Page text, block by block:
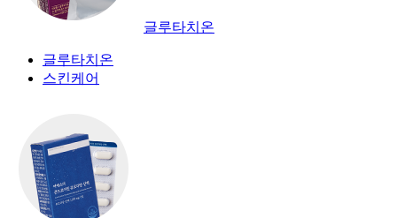
글루타치온
글루타치온
스킨케어